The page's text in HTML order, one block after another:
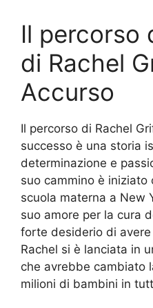
Il percorso
di Rachel
Accurso
Il percorso di Rachel
successo è una storia
determinazione e
suo cammino è iniziato
scuola materna a New
suo amore per la cura
forte desiderio di
Rachel si è lanciata in
che avrebbe cambiato
milioni di bambini in